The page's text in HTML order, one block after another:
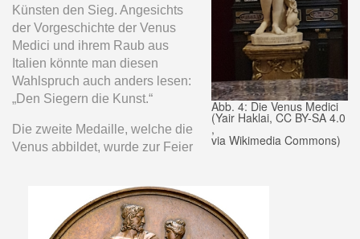
Abb. 4: Die Venus Medici
(Yair Haklai, CC BY-SA 4.0
,
via Wikimedia Commons)
Künsten den Sieg. Angesichts
der Vorgeschichte der Venus
Medici und ihrem Raub aus
Italien könnte man diesen
Wahlspruch auch anders lesen:
„Den Siegern die Kunst.“
Die zweite Medaille, welche die
Venus abbildet, wurde zur Feier